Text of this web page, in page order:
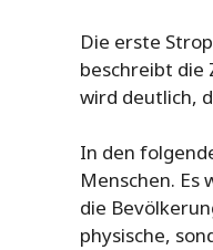
Die erste
beschreibt die
wird deutlich,
In den
Menschen.
die
physische,